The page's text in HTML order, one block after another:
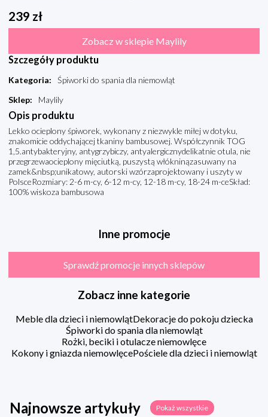
239 zł
Zobacz w sklepie Maylily
Szczegóły produktu
Kategoria:
Śpiworki do spania dla niemowląt
Sklep: Maylily
Opis produktu
Lekko ocieplony śpiworek, wykonany z niezwykle miłej w dotyku,
znakomicie oddychającej tkaniny bambusowej. Współczynnik TOG
1,5.antybakteryjny, antygrzybiczy, antyalergicznydelikatnie otula, nie
przegrzewaocieplony mięciutką, puszystą włókninązasuwany na
zamek&nbsp;unikatowy, autorski wzórzaprojektowany i uszyty w
PolsceRozmiary: 2-6 m-cy, 6-12 m-cy, 12-18 m-cy, 18-24 m-ceSkład:
100% wiskoza bambusowa
Inne promocje
Sprawdź promocje innych sklepów
Zobacz inne kategorie
Meble dla dzieci i niemowlątDekoracje do pokoju dziecka
Śpiworki do spania dla niemowląt
Rożki, beciki i otulacze niemowlęce
Kokony i gniazda niemowlęcePościele dla dzieci i niemowląt
Najnowsze artykuły Pokaż wszystkie